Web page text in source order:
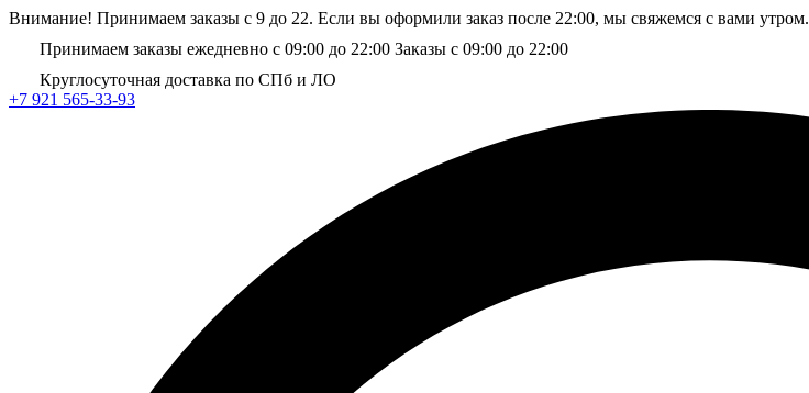
Внимание! Принимаем заказы с 9 до 22. Если вы оформили заказ после 22:00, мы свяжемся с вами утром.
Принимаем заказы ежедневно с 09:00 до 22:00 Заказы с 09:00 до 22:00
Круглосуточная доставка по СПб и ЛО
+7 921 565-33-93